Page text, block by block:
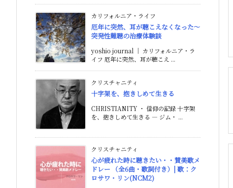
カリフォルニア・ライフ
厄年に突然、耳が聴こえなくなった〜
突発性難聴の治療体験談
yoshio journal ｜ カリフォルニア・ラ
イフ 厄年に突然、耳が聴こえ ...
クリスチャニティ
十字架を、抱きしめて生きる
CHRISTIANITY ・ 信仰の記録 十字架
を、抱きしめて生きる ― ジム・ ...
クリスチャニティ
心が疲れた時に聴きたい・・賛美歌メ
ドレー （全6曲・歌詞付き）| 歌：ク
ロサワ・リン(NCM2)